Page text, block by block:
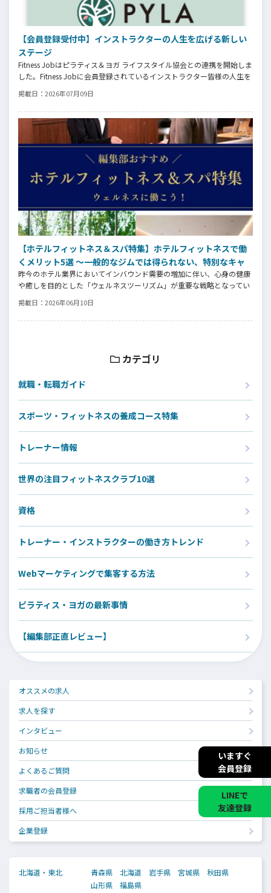
いますぐ
会員登録
LINEで
友達登録
【会員登録受付中】インストラクターの人生を広げる新しい
ステージ
Fitness Jobはピラティス＆ヨガ ライフスタイル協会との連携を開始しま
した。Fitness Jobに会員登録されているインストラクター皆様の人生を
す。
掲載日： 2026年07月09日
【ホテルフィットネス＆スパ特集】ホテルフィットネスで働
くメリット5選 ～一般的なジムでは得られない、特別なキャ
リア価値とは～
昨今のホテル業界においてインバウンド需要の増加に伴い、心身の健康
や癒しを目的とした「ウェルネスツーリズム」が重要な戦略となってい
ー、ピラティス指導者、ストレッチトレーナー、コンディショニングコ
ーチ、ボクシングトレーナーなどの専門スキルを持つ人材がホテル業界
掲載日： 2026年06月10日
カテゴリ
就職・転職ガイド
スポーツ・フィットネスの養成コース特集
トレーナー情報
世界の注目フィットネスクラブ10選
資格
トレーナー・インストラクターの働き方トレンド
Webマーケティングで集客する方法
ピラティス・ヨガの最新事情
【編集部正直レビュー】
オススメの求人
求人を探す
インタビュー
お知らせ
よくあるご質問
求職者の会員登録
採用ご担当者様へ
企業登録
北海道・東北 青森県 北海道 岩手県 宮城県
秋田県
山形県
福島県